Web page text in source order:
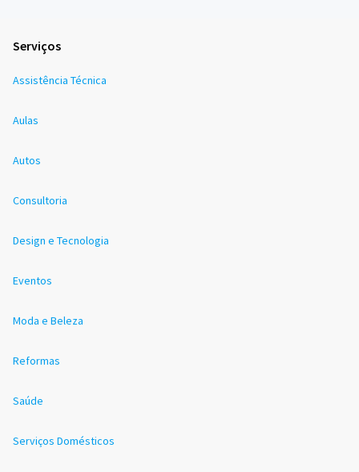
Serviços
Assistência Técnica
Aulas
Autos
Consultoria
Design e Tecnologia
Eventos
Moda e Beleza
Reformas
Saúde
Serviços Domésticos